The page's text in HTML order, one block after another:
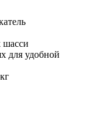
шасси
для удобной